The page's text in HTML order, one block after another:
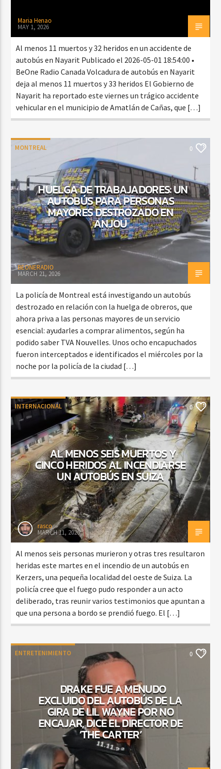
Maria Henao
MAY 1, 2026
Al menos 11 muertos y 32 heridos en un accidente de
autobús en Nayarit Publicado el 2026-05-01 18:54:00 •
BeOne Radio Canada Volcadura de autobús en Nayarit
deja al menos 11 muertos y 33 heridos El Gobierno de
Nayarit ha reportado este viernes un trágico accidente
vehicular en el municipio de Amatlán de Cañas, que […]
MONTREAL 0
HUELGA DE TRABAJADORES: UN
AUTOBÚS PARA PERSONAS
MAYORES DESTROZADO EN
ANJOU
BEONERADIO
MARCH 21, 2026
La policía de Montreal está investigando un autobús
destrozado en relación con la huelga de obreros, que
ahora priva a las personas mayores de un servicio
esencial: ayudarles a comprar alimentos, según ha
podido saber TVA Nouvelles. Unos ocho encapuchados
fueron interceptados e identificados el miércoles por la
noche por la policía de la ciudad […]
INTERNACIONAL 0
AL MENOS SEIS MUERTOS Y
CINCO HERIDOS AL INCENDIARSE
UN AUTOBÚS EN SUIZA
rasco
MARCH 11, 2026
Al menos seis personas murieron y otras tres resultaron
heridas este martes en el incendio de un autobús en
Kerzers, una pequeña localidad del oeste de Suiza. La
policía cree que el fuego pudo responder a un acto
deliberado, tras reunir varios testimonios que apuntan a
que una persona a bordo se prendió fuego. El […]
ENTRETENIMIENTO 0
DRAKE FUE A MENUDO
EXCLUIDO DEL AUTOBÚS DE LA
GIRA DE LIL WAYNE POR NO
ENCAJAR, DICE EL DIRECTOR DE
‘THE CARTER’